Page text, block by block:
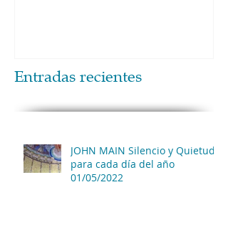
Entradas recientes
JOHN MAIN Silencio y Quietud
para cada día del año
01/05/2022